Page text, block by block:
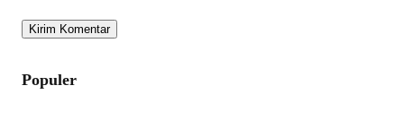
Populer